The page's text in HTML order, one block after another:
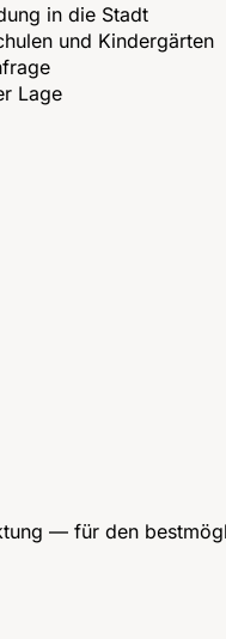
in die Stadt
und Kindergärten
Lage
— für den